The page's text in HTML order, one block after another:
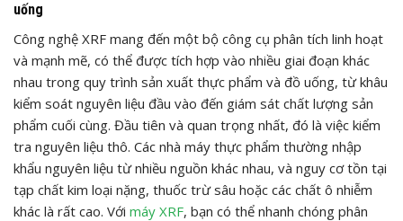
uống
Công nghệ XRF mang đến một bộ công cụ phân tích linh hoạt
và mạnh mẽ, có thể được tích hợp vào nhiều giai đoạn khác
nhau trong quy trình sản xuất thực phẩm và đồ uống, từ khâu
kiểm soát nguyên liệu đầu vào đến giám sát chất lượng sản
phẩm cuối cùng. Đầu tiên và quan trọng nhất, đó là việc kiểm
tra nguyên liệu thô. Các nhà máy thực phẩm thường nhập
khẩu nguyên liệu từ nhiều nguồn khác nhau, và nguy cơ tồn tại
tạp chất kim loại nặng, thuốc trừ sâu hoặc các chất ô nhiễm
khác là rất cao. Với máy XRF, bạn có thể nhanh chóng phân